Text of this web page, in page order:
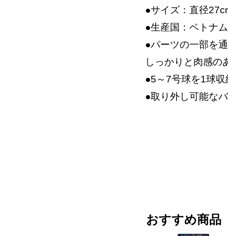
●サイズ：直径
●生産国：ベトナム
●パーツの一部を
しっかりと肉感の
●5～7号球を1球
●取り外し可能な
おすすめ商品